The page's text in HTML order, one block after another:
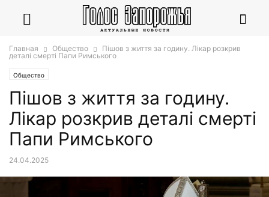
Главная Общество
Пішов з життя за годину. Лікар розкрив
деталі смерті Папи Римського
Общество
Пішов з життя за годину.
Лікар розкрив деталі смерті
Папи Римського
24.04.2025